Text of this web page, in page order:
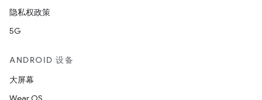
隐私权政策
5G
ANDROID 设备
大屏幕